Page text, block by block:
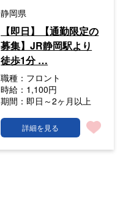
静岡県
【即日】【通勤限定の
募集】JR静岡駅より
徒歩1分 …
職種： フロント
時給： 1,100円
期間：即日～2ヶ月以上
詳細を見る